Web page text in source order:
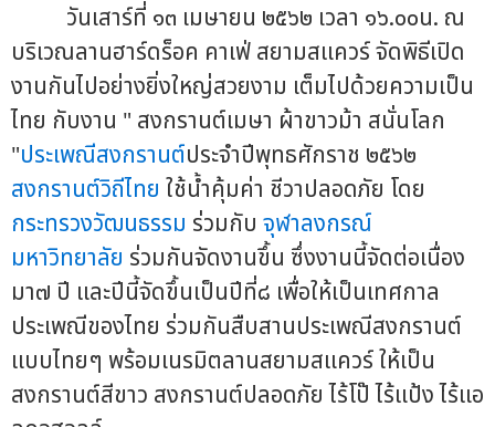
วันเสาร์ที่ ๑๓ เมษายน ๒๕๖๒ เวลา ๑๖.๐๐น. ณ
บริเวณลานฮาร์ดร็อค คาเฟ่ สยามสแควร์ จัดพิธีเปิด
งานกันไปอย่างยิ่งใหญ่สวยงาม เต็มไปด้วยความเป็น
ไทย กับงาน " สงกรานต์เมษา ผ้าขาวม้า สนั่นโลก
"ประเพณีสงกรานต์ประจำปีพุทธศักราช ๒๕๖๒
สงกรานต์วิถีไทย ใช้น้ำคุ้มค่า ชีวาปลอดภัย โดย
กระทรวงวัฒนธรรม ร่วมกับ จุฬาลงกรณ์
มหาวิทยาลัย ร่วมกันจัดงานขึ้น ซึ่งงานนี้จัดต่อเนื่อง
มา๗ ปี และปีนี้จัดขึ้นเป็นปีที่๘ เพื่อให้เป็นเทศกาล
ประเพณีของไทย ร่วมกันสืบสานประเพณีสงกรานต์
แบบไทยๆ พร้อมเนรมิตลานสยามสแควร์ ให้เป็น
สงกรานต์สีขาว สงกรานต์ปลอดภัย ไร้โป๊ ไร้แป้ง ไร้แอ